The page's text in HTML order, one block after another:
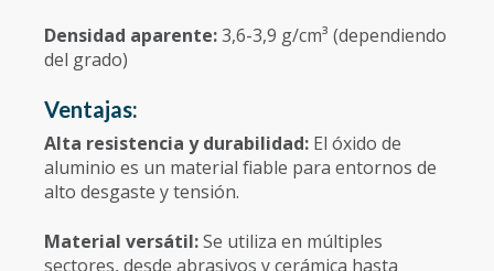
Densidad aparente:3,6-3,9 g/cm³ (dependiendo
del grado)
Ventajas:
Alta resistencia y durabilidad: El óxido de
aluminio es un material fiable para entornos de
alto desgaste y tensión.
Material versátil:Se utiliza en múltiples
sectores, desde abrasivos y cerámica hasta